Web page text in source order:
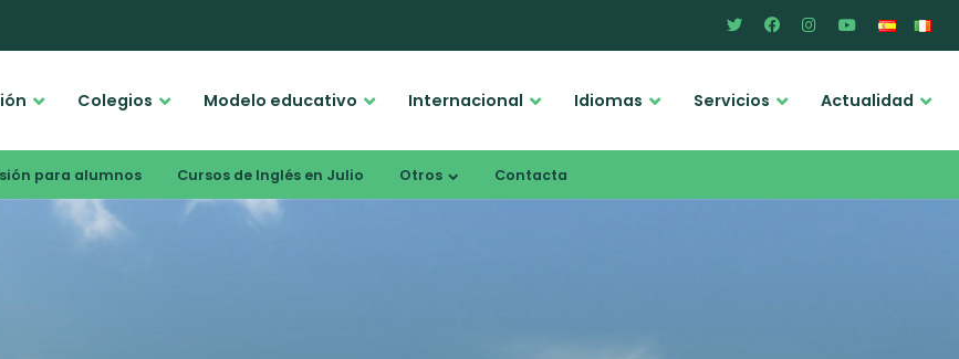
Colegios Modelo educativo Internacional Idiomas Servicios Actualidad
para alumnos Cursos de Inglés en Julio Otros Contacta